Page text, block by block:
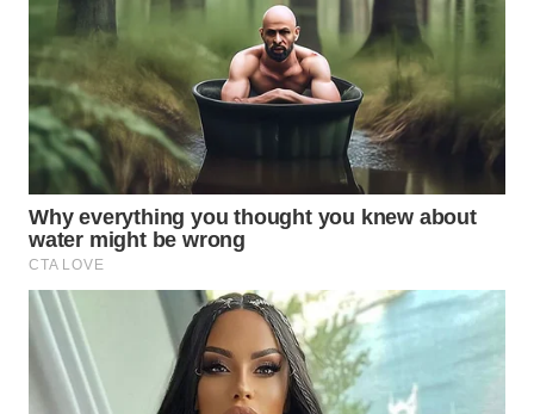
WAHANA
INFRASTRUKTUR
WAHANA
KONSUMEN
WAHANA
LISTRIK
TRAVEL
WAHANA
TV